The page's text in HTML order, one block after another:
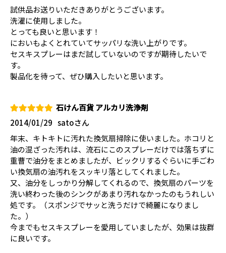
試供品お送りいただきありがとうございます。
洗濯に使用しました。
とっても良いと思います！
においもよくとれていてサッパリな洗い上がりです。
セスキスプレーはまだ試していないのですが期待したいで
す。
製品化を待って、ぜひ購入したいと思います。
石けん百貨 アルカリ洗浄剤
satoさん
2014/01/29
年末、キトキトに汚れた換気扇掃除に使いました。ホコリと
油の混ざった汚れは、流石にこのスプレーだけでは落ちずに
重曹で油分をまとめましたが、ビックリするぐらいに手ごわ
い換気扇の油汚れをスッキリ落としてくれました。
又、油分をしっかり分解してくれるので、換気扇のパーツを
洗い終わった後のシンクがあまり汚れなかったのもうれしい
処です。（スポンジでサッと洗うだけで綺麗になりまし
た。）
今までもセスキスプレーを愛用していましたが、効果は抜群
に良いです。